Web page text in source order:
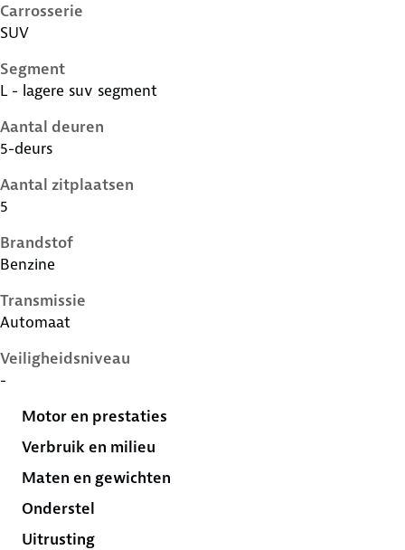
Carrosserie
SUV
Segment
L - lagere suv segment
Aantal deuren
5-deurs
Aantal zitplaatsen
5
Brandstof
Benzine
Transmissie
Automaat
Veiligheidsniveau
-
Motor en prestaties
Verbruik en milieu
Maten en gewichten
Onderstel
Uitrusting